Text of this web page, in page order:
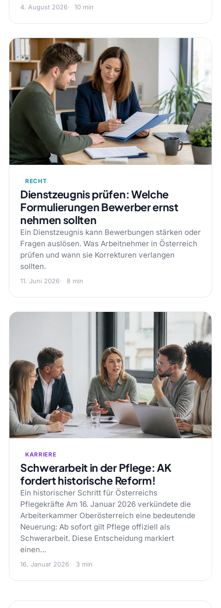
4. August 2026 10 min
RECHT
Dienstzeugnis prüfen: Welche
Formulierungen Bewerber ernst
nehmen sollten
Ein Dienstzeugnis kann Bewerbungen stärken oder
Fragen auslösen. Was Arbeitnehmer in Österreich
prüfen und wann sie Korrekturen verlangen
sollten.
11. Juni 2026 8 min
KARRIERE
Schwerarbeit in der Pflege: AK
fordert historische Reform!
Ein historischer Schritt für Österreichs
Pflegekräfte Am 16. Januar 2026 verkündete die
Arbeiterkammer Oberösterreich eine bedeutende
Neuerung: Ab sofort gilt Pflege offiziell als
Schwerarbeit. Diese Entscheidung markiert
einen…
16. Januar 2026 3 min